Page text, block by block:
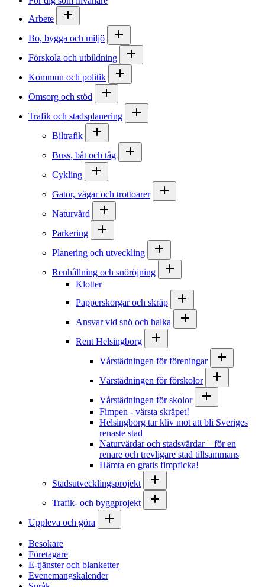
Arbete
Bo, bygga och miljö
Förskola och utbildning
Kommun och politik
Omsorg och stöd
Trafik och stadsplanering
Biltrafik
Buss, båt och tåg
Cykling
Gator, vägar och trottoarer
Naturvård
Parkering
Planering och utveckling
Renhållning och snöröjning
Klotter
Papperskorgar och skräp
Ansvar vid snö och halka
Rent Helsingborg
Vårstädningen för föreningar
Vårstädningen för förskolor
Vårstädningen för skolor
Fimpen - värsta skräpet!
Helsingborg tar kliv mot att bli Sveriges
renaste stad
Naturvärdar och stadsvärdar – för en
renare och trevligare stad tillsammans
Hämta en gratis fimpficka!
Stadsutvecklingsprojekt
Trafik- och byggprojekt
Uppleva och göra
Besökare
Företagare
E-tjänster och blanketter
Evenemangskalender